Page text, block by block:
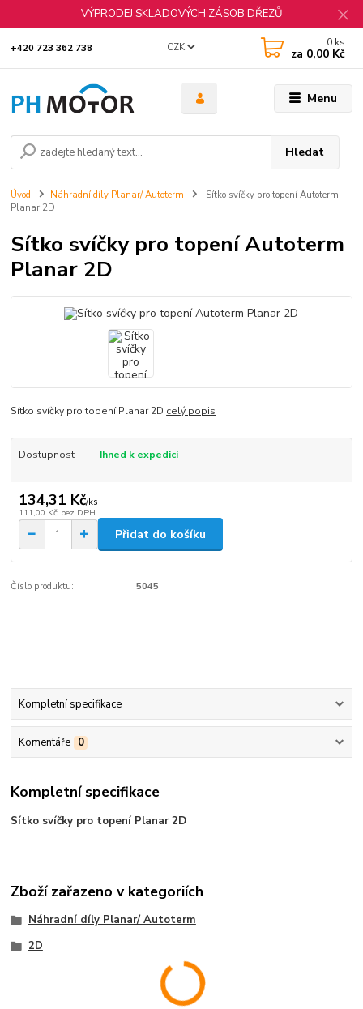
VÝPRODEJ SKLADOVÝCH ZÁSOB DŘEZŮ
Menu
CZK
Hledat
+420 723 362 738 0 ks
za 0,00 Kč
Úvod Náhradní díly Planar/ Autoterm
Sítko svíčky pro topení Autoterm
Planar 2D
Sítko svíčky pro topení Autoterm
Planar 2D
Sítko svíčky pro topení Planar 2D celý popis
Dostupnost Ihned k expedici
134,31 Kč/ks
111,00 Kč bez DPH
Přidat do košíku
Číslo produktu: 5045
Kompletní specifikace
Komentáře 0
Kompletní specifikace
Sítko svíčky pro topení Planar 2D
Zboží zařazeno v kategoriích
Náhradní díly Planar/ Autoterm
2D